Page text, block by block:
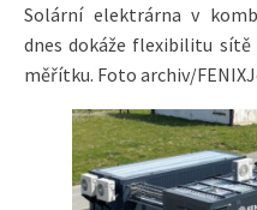
Solární elektrárna v
dnes dokáže flexibilitu
měřítku. Foto archiv/